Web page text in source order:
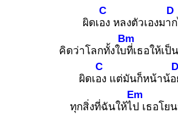
ผิดเอง
C
หลงตัวเองมาก
D
คิดว่าโลกทั้งใบที่
Bm
เธอให้เป็
ผิดเอง
C
แต่มันก็หน้าน้อ
D
ทุกสิ่งที่ฉันให้ไป
Em
เธอโย